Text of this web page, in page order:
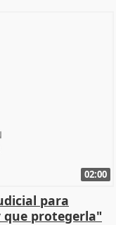
02:00
para
protegerla"